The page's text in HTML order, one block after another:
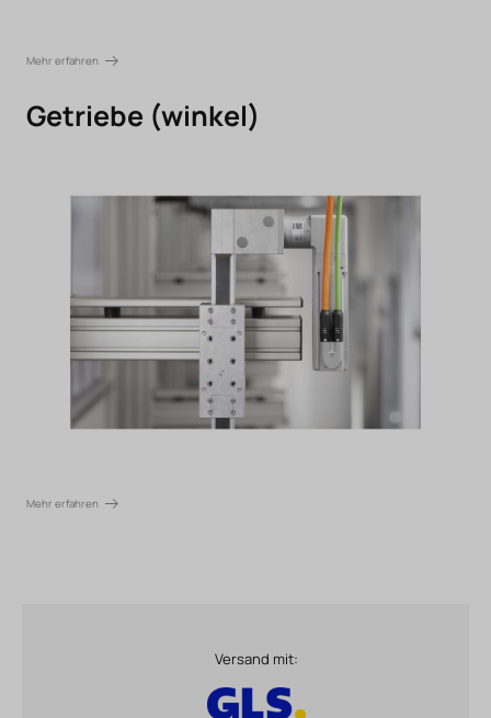
Mehr erfahren
Getriebe (winkel)
Mehr erfahren
Versand mit: